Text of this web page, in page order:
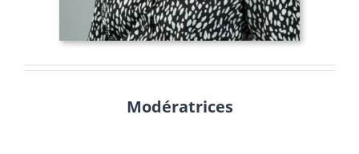
Modératrices